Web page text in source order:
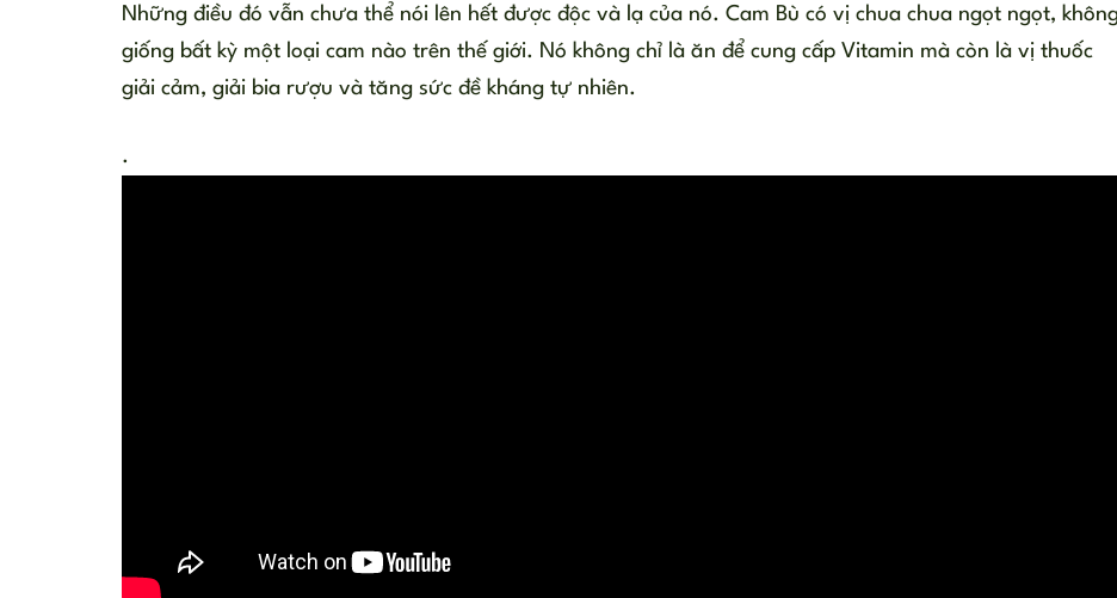
Những điều đó vẫn chưa thể nói lên hết được độc và lạ của nó. Cam Bù có vị chua chua ngọt ngọt,
giống bất kỳ một loại cam nào trên thế giới. Nó không chỉ là ăn để cung cấp Vitamin mà còn là vị thuốc
giải cảm, giải bia rượu và tăng sức đề kháng tự nhiên.
.